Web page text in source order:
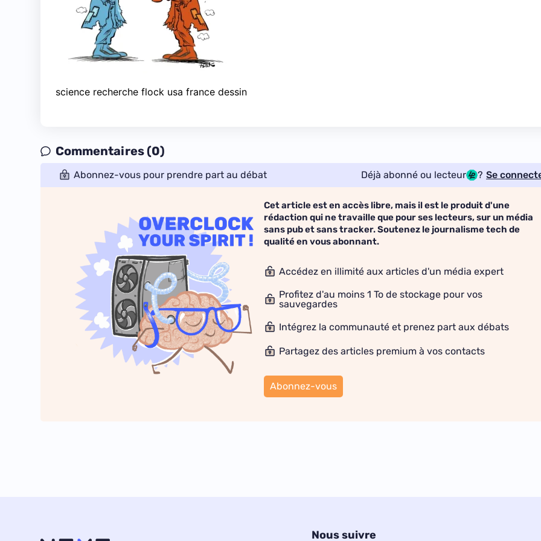
science recherche flock usa france dessin
Commentaires (0)
Abonnez-vous pour prendre part au débat Déjà abonné ou lecteur ? Se
Cet article est en accès libre, mais il est le produit d'une
rédaction qui ne travaille que pour ses lecteurs, sur un média
sans pub et sans tracker. Soutenez le journalisme tech de
qualité en vous abonnant.
Accédez en illimité aux articles d'un média expert
Profitez d'au moins 1 To de stockage pour vos
sauvegardes
Intégrez la communauté et prenez part aux débats
Partagez des articles premium à vos contacts
Abonnez-vous
Nous suivre